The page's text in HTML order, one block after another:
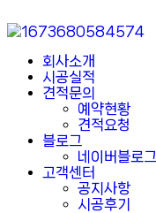
회사소개
시공실적
견적문의
예약현황
견적요청
블로그
네이버블로그
고객센터
공지사항
시공후기